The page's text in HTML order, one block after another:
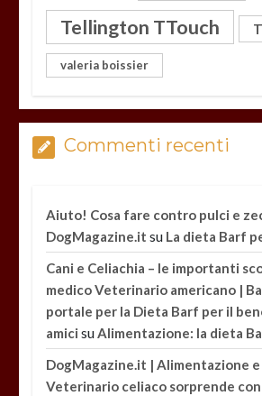
Tellington TTouch
valeria boissier
Commenti recenti
Aiuto! Cosa fare contro pulci e
DogMagazine.it su La dieta Barf
Cani e Celiachia – le importanti
medico Veterinario americano |
portale per la Dieta Barf per il
amici suAlimentazione: la dieta
DogMagazine.it | Alimentazione e
Veterinario celiaco sorprende con